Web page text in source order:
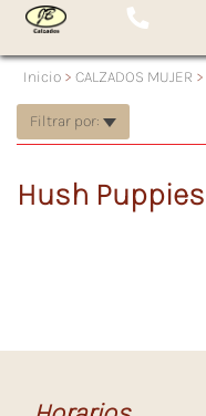
Inicio > CALZADOS MUJER >
Filtrar por:
Hush Puppies